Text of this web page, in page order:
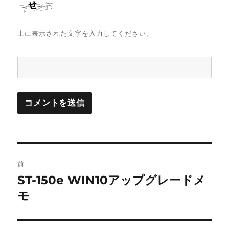
上に表示された文字を入力してください。
稿
ナ
ビ
前
前
の
稿:
ST-150e WIN10アップグレードメ
モ